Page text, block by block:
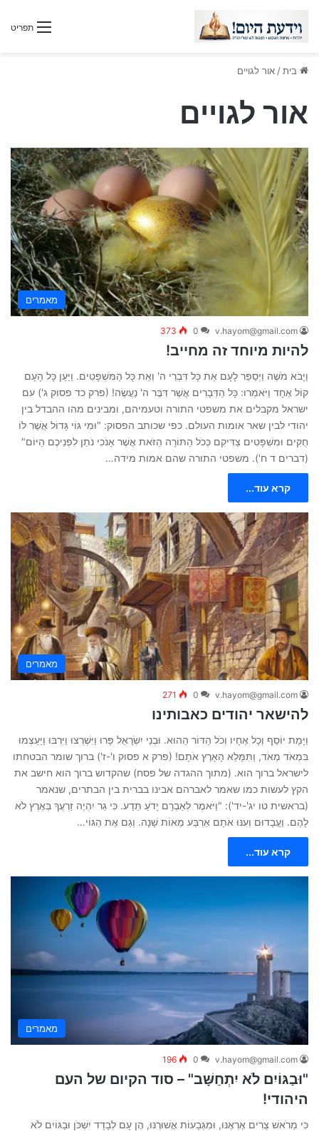
תפריט
בית/ אור לגויים
אור לגויים
מאמרים
v.hayom@gmail.com
0
373
להיות מיוחד זה מחייב!
וַיָּבֹא מֹשֶׁה וַיְסַפֵּר לָעָם אֵת כָּל דִּבְרֵי ה' וְאֵת כָּל הַמִּשְׁפָּטִים. וַיַּעַן כָּל הָעָם
קוֹל אֶחָד וַיֹּאמְרוּ: כָּל הַדְּבָרִים אֲשֶׁר דִּבֶּר ה' נַעֲשֶׂה! (פרק כד פסוק ג') עם
ישראל מקבלים את משפטי התורה וטעמיהם, ומבינים מהו ההבדל בין
יהודי לבין שאר אומות העולם. כפי שכותב הפסוק: "וּמִי גּוֹי גָּדוֹל אֲשֶׁר לוֹ
חֻקִּים וּמִשְׁפָּטִים צַדִּיקִם כְּכֹל הַתּוֹרָה הַזֹּאת אֲשֶׁר אָנֹכִי נֹתֵן לִפְנֵיכֶם הַיּוֹם"
(דברים ד ח'). משפטי התורה שהם אמות מידה…
קרא עוד...
מאמרים
v.hayom@gmail.com
0
271
להישאר יהודים כאבותינו
וַיָּמָת יוֹסֵף וְכָל אֶחָיו וְכֹל הַדּוֹר הַהוּא. וּבְנֵי יִשְׂרָאֵל פָּרוּ וַיִּשְׁרְצוּ וַיִּרְבּוּ וַיַּעַצְמוּ
בִּמְאֹד מְאֹד, וַתִּמָּלֵא הָאָרֶץ אֹתָם! (פרק א פסוק ו'-ז') ברוך שומר הבטחתו
לישראל ברוך הוא. (מתוך ההגדה של פסח) שהקדוש ברוך הוא חישב את
הקץ לעשות כמו שאמר לאברהם אבינו בברית בין הבתרים, שנאמר
(בראשית טו יג'-יד'): "וַיֹּאמֶר לְאַבְרָם יָדֹעַ תֵּדַע. כִּי גֵר יִהְיֶה זַרְעֲךָ בְּאֶרֶץ לֹא
לָהֶם. וַעֲבָדוּם וְעִנּוּ אֹתָם אַרְבַּע מֵאוֹת שָׁנָה. וְגַם אֶת הַגּוֹי…
קרא עוד...
מאמרים
v.hayom@gmail.com
0
196
"וּבַגּוֹיִם לֹא יִתְחַשָּׁב" – סוד הקיום של העם
היהודי!
כִּי מֵרֹאשׁ צֻרִים אֶרְאֶנּוּ, וּמִגְּבָעוֹת אֲשׁוּרֶנּוּ, הֶן עָם לְבָדָד יִשְׁכֹּן וּבַגּוֹיִם לֹא